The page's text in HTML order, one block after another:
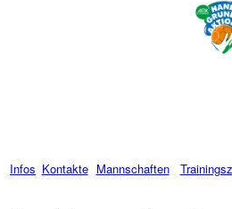
Infos Kontakte Mannschaften